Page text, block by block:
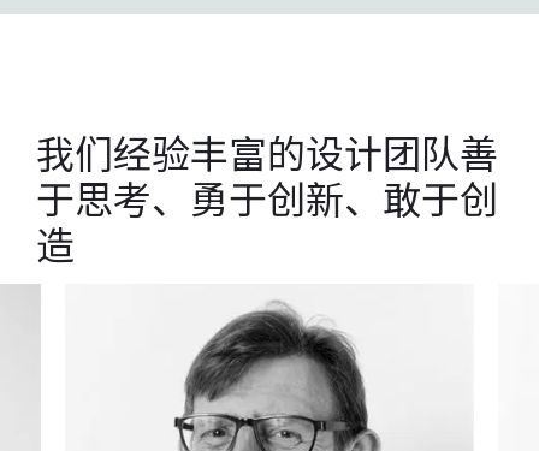
我们经验丰富的设计团队善
于思考、勇于创新、敢于创
造